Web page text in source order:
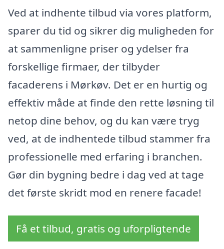
Ved at indhente tilbud via vores platform,
sparer du tid og sikrer dig muligheden for
at sammenligne priser og ydelser fra
forskellige firmaer, der tilbyder
facaderens i Mørkøv. Det er en hurtig og
effektiv måde at finde den rette løsning til
netop dine behov, og du kan være tryg
ved, at de indhentede tilbud stammer fra
professionelle med erfaring i branchen.
Gør din bygning bedre i dag ved at tage
det første skridt mod en renere facade!
Få et tilbud, gratis og uforpligtende